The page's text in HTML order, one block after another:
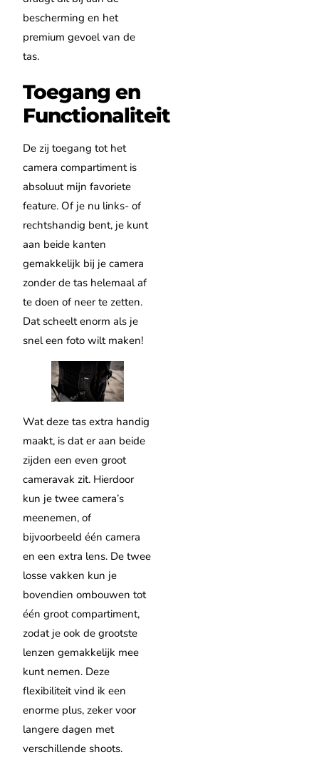
bescherming en het
premium gevoel van de
tas.
Toegang en
Functionaliteit
De zij toegang tot het
camera compartiment is
absoluut mijn favoriete
feature. Of je nu links- of
rechtshandig bent, je kunt
aan beide kanten
gemakkelijk bij je camera
zonder de tas helemaal af
te doen of neer te zetten.
Dat scheelt enorm als je
snel een foto wilt maken!
Wat deze tas extra handig
maakt, is dat er aan beide
zijden een even groot
cameravak zit. Hierdoor
kun je twee camera’s
meenemen, of
bijvoorbeeld één camera
en een extra lens. De twee
losse vakken kun je
bovendien ombouwen tot
één groot compartiment,
zodat je ook de grootste
lenzen gemakkelijk mee
kunt nemen. Deze
flexibiliteit vind ik een
enorme plus, zeker voor
langere dagen met
verschillende shoots.